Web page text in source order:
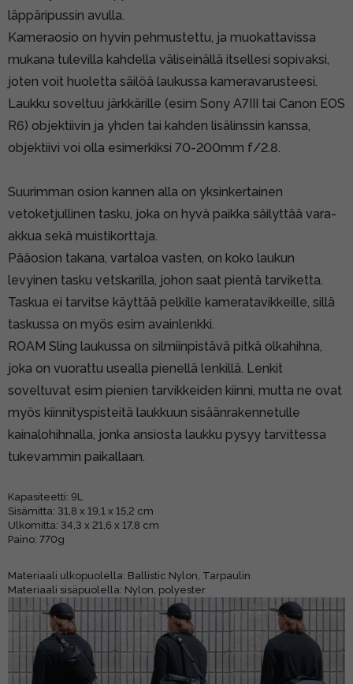
läppäripussin avulla.
Kameraosio on hyvin pehmustettu, ja muokattavissa
mukana tulevilla kahdella väliseinällä itsellesi sopivaksi,
joten voit huoletta säilöä laukussa kameravarusteesi.
Laukku soveltuu järkkärille (esim Sony A7III tai Canon EOS
R6) objektiivin ja yhden tai kahden lisälinssin kanssa,
objektiivi voi olla esimerkiksi 70-200mm f/2.8.
Suurimman osion kannen alla on yksinkertainen
vetoketjullinen tasku, joka on hyvä paikka säilyttää vara-
akkua sekä muistikorttaja.
Pääosion takana, vartaloa vasten, on koko laukun
levyinen tasku vetskarilla, johon saat pientä tarviketta.
Taskua ei tarvitse käyttää pelkille kameratavikkeille, sillä
taskussa on myös esim avainlenkki.
ROAM Sling laukussa on silmiinpistävä pitkä olkahihna,
joka on vuorattu usealla pienellä lenkillä. Lenkit
soveltuvat esim pienien tarvikkeiden kiinni, mutta ne ovat
myös kiinnityspisteitä laukkuun sisäänrakennetulle
kainalohihnalla, jonka ansiosta laukku pysyy tarvittessa
tukevammin paikallaan.
Kapasiteetti: 9L
Sisämitta: 31,8 x 19,1 x 15,2 cm
Ulkomitta: 34,3 x 21,6 x 17,8 cm
Paino: 770g
Materiaali ulkopuolella: Ballistic Nylon, Tarpaulin
Materiaali sisäpuolella: Nylon, polyester